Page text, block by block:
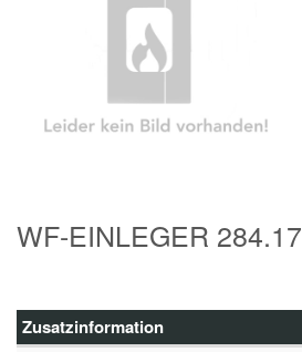
WF-EINLEGER 284.17
Zusatzinformation